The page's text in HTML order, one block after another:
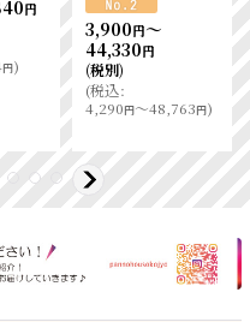
3,150円(税別)
(税込:3,465